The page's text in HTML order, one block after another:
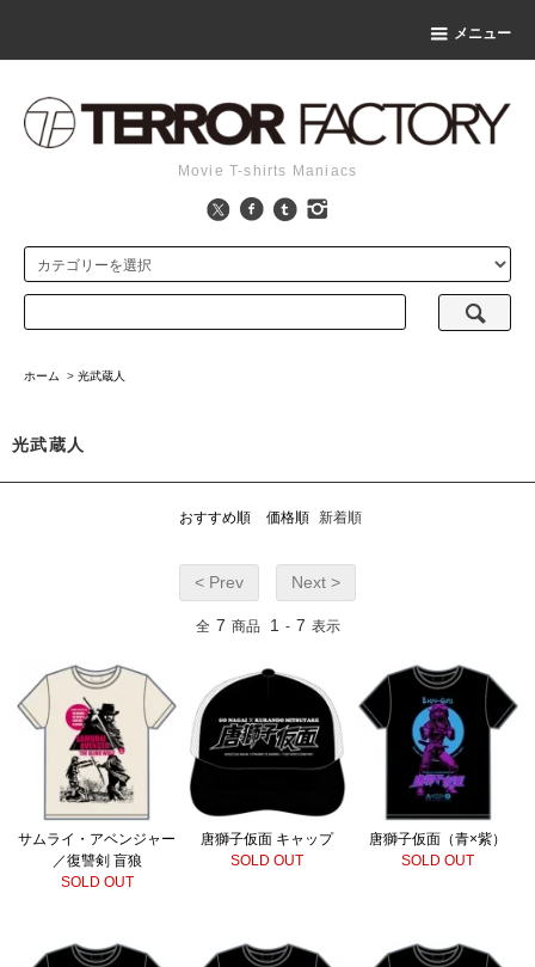
メニュー
Movie T-shirts Maniacs
ホーム > 光武蔵人
光武蔵人
おすすめ順 価格順 新着順
< Prev Next >
全 7 商品 1 - 7 表示
サムライ・アベンジャー
／復讐剣 盲狼
SOLD OUT
唐獅子仮面 キャップ
SOLD OUT
唐獅子仮面（青×紫）
SOLD OUT